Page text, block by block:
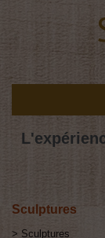
Sculptures
> Sculptures